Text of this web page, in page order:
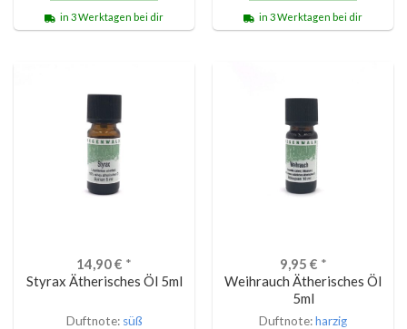
in 3 Werktagen bei dir in 3 Werktagen bei dir
14,90€ *
Styrax Ätherisches Öl 5ml
Duftnote: süß
9,95 € *
Weihrauch Ätherisches Öl
5ml
Duftnote:harzig